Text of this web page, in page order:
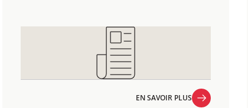
EN SAVOIR PLUS